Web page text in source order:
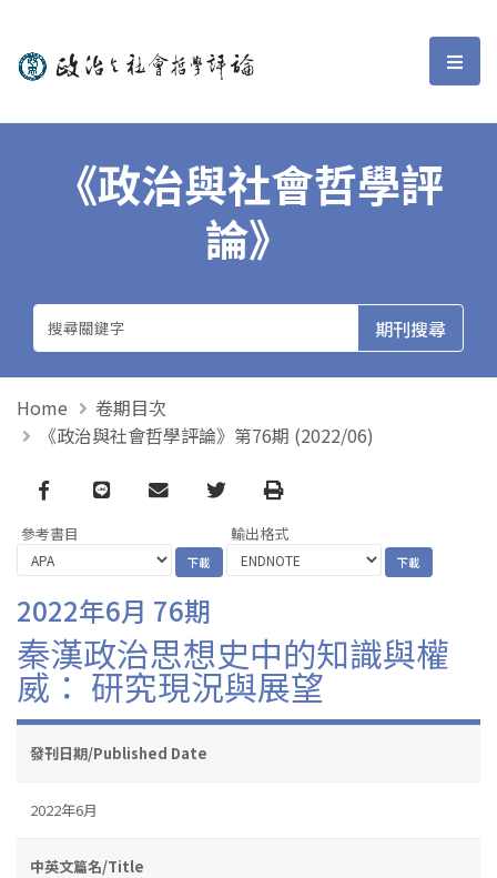
政治與社會哲學評論 選
《政治與社會哲學評
論》
Home
卷期目次
《政治與社會哲學評論》第76期 (2022/06)
Facebook
line email TwitterPrint
參考書目 輸出格式
2022年6月 76期
秦漢政治思想史中的知識與權
威： 研究現況與展望
發刊日期/Published Date
2022年6月
中英文篇名/Title